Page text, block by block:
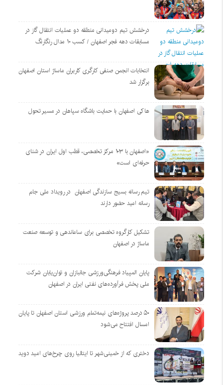
درخشش تیم دومیدانی منطقه دو عملیات انتقال گاز در
مسابقات دهه فجر اصفهان / کسب ۱۰ مدال رنگارنگ
انتخابات انجمن صنفی کارگری کاربران ماساژ استان اصفهان
برگزار شد
هاکی اصفهان با حمایت باشگاه سپاهان در مسیر تحول
«اصفهان با ۱۰۳ مرکز تخصصی، قطب اول ایران در شنای
حرفه‌ای است»
تیم رسانه بسیج سازندگی اصفهان در رویداد ملی جام
رسانه امید حضور دارند
تشکیل کارگروه تخصصی برای ساماندهی و توسعه صنعت
ماساژ در اصفهان
پایان المپیاد فرهنگی‌ورزشی جانبازان و توان‌یابان شرکت
ملی پخش فرآورده‌های نفتی ایران در اصفهان
۵۰ درصد پروژه‌های نیمه‌تمام ورزشی استان اصفهان تا پایان
امسال افتتاح می‌شود
دختری که از خمینی‌شهر تا ایتالیا روی چرخ‌های امید دوید